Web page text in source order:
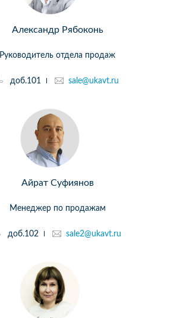
Александр Рябоконь
Руководитель отдела продаж
доб.101 sale@ukavt.ru
Айрат Суфиянов
Менеджер по продажам
доб.102 sale2@ukavt.ru